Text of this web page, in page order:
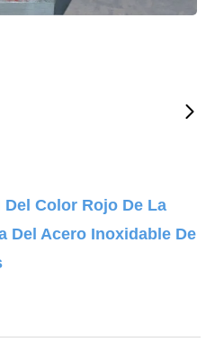
Del Color Rojo De La
Del Acero Inoxidable De